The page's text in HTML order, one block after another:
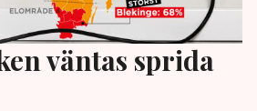
väntas sprida